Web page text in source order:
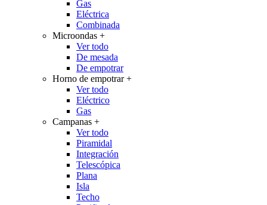
Gas
Eléctrica
Combinada
Microondas +
Ver todo
De mesada
De empotrar
Horno de empotrar+
Ver todo
Eléctrico
Gas
Campanas +
Ver todo
Piramidal
Integración
Telescópica
Plana
Isla
Techo